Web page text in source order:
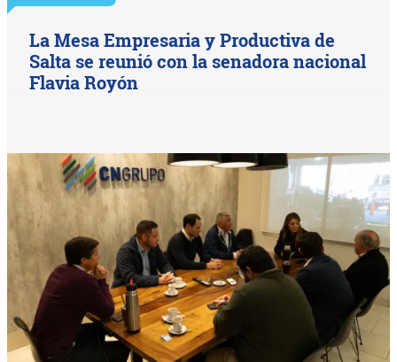
La Mesa Empresaria y Productiva de
Salta se reunió con la senadora nacional
Flavia Royón